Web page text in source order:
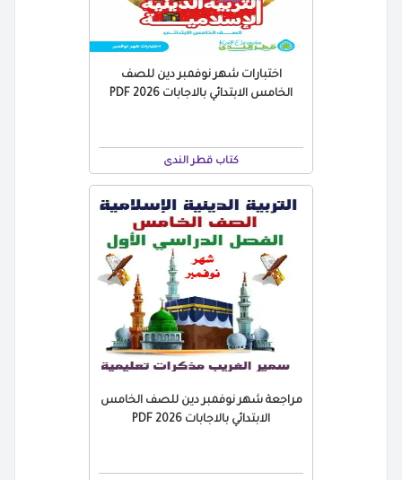
اختبارات شهر نوفمبر دين للصف
الخامس الابتدائي بالاجابات 2026 PDF
كتاب قطر الندى
مراجعة شهر نوفمبر دين للصف الخامس
الابتدائي بالاجابات 2026 PDF